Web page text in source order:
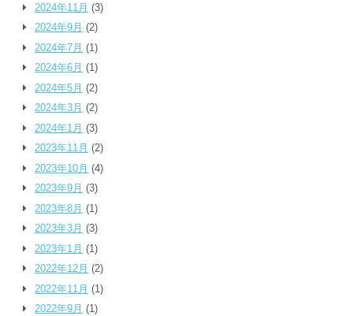
2024年11月 (3)
2024年9月 (2)
2024年7月 (1)
2024年6月 (1)
2024年5月 (2)
2024年3月 (2)
2024年1月 (3)
2023年11月 (2)
2023年10月 (4)
2023年9月 (3)
2023年8月 (1)
2023年3月 (3)
2023年1月 (1)
2022年12月 (2)
2022年11月 (1)
2022年9月 (1)